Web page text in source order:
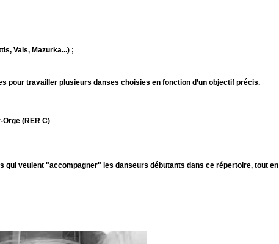
Vals, Mazurka...) ;
pour travailler plusieurs danses choisies en fonction d’un objectif précis.
(RER C)
qui veulent "accompagner" les danseurs débutants dans ce répertoire, tout en